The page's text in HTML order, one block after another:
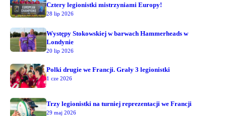
Cztery legionistki mistrzyniami Europy!
28 lip 2026
Występy Stokowskiej w barwach Hammerheads w
Londynie
20 lip 2026
Polki drugie we Francji. Grały 3 legionistki
1 cze 2026
Trzy legionistki na turniej reprezentacji we Francji
29 maj 2026